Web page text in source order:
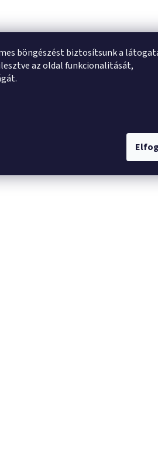
böngészést biztosítsunk a
az oldal funkcionalitását,